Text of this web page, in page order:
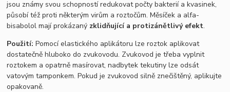
jsou známy svou schopností redukovat počty bakterií a kvasinek,
působí též proti některým virům a roztočům. Měsíček a alfa-
bisabolol mají prokázaný zklidňující a protizánětlivý efekt.
Použití: Pomocí elastického aplikátoru lze roztok aplikovat
dostatečně hluboko do zvukovodu. Zvukovod je třeba vyplnit
roztokem a opatrně masírovat, nadbytek tekutiny lze odsát
vatovým tamponkem.Pokud je zvukovod silně znečištěný, aplikujte
opakovaně.